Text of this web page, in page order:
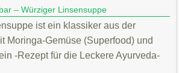
– Würziger Linsensuppe
ist ein klassiker aus der
Moringa-Gemüse (Superfood) und
-Rezept für die Leckere Ayurveda-